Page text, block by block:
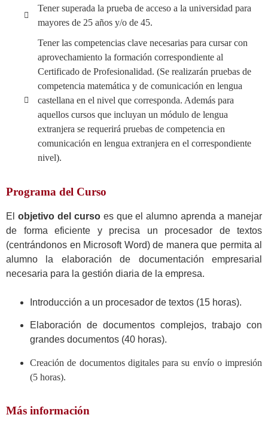
Tener superada la prueba de acceso a la universidad para
mayores de 25 años y/o de 45.
Tener las competencias clave necesarias para cursar con
aprovechamiento la formación correspondiente al
Certificado de Profesionalidad. (Se realizarán pruebas de
competencia matemática y de comunicación en lengua
castellana en el nivel que corresponda. Además para
aquellos cursos que incluyan un módulo de lengua
extranjera se requerirá pruebas de competencia en
comunicación en lengua extranjera en el correspondiente
nivel).
Programa del Curso
El objetivo del curso es que el alumno aprenda a manejar
de forma eficiente y precisa un procesador de textos
(centrándonos en Microsoft Word) de manera que permita al
alumno la elaboración de documentación empresarial
necesaria para la gestión diaria de la empresa.
Introducción a un procesador de textos (15 horas).
Elaboración de documentos complejos, trabajo con
grandes documentos (40 horas).
Creación de documentos digitales para su envío o impresión
(5 horas).
Más información